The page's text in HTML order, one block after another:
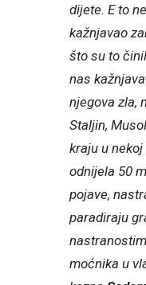
dijete. E to
kažnjavao
što su to
nas
njegova zla,
Staljin,
kraju u
odnijela 50
pojave,
paradiraju
moćnika u